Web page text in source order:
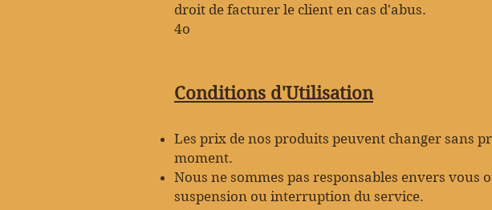
droit de facturer le client en cas d'abus.
4o
Conditions d'Utilisation
Les prix de nos produits peuvent changer sans
moment.
Nous ne sommes pas responsables envers
suspension ou interruption du service.